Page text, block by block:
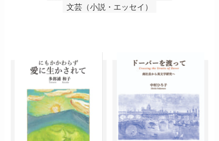
文芸（小説・エッセイ）